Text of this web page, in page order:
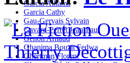
Garcia Alhama
Garcia Cathy
Gau-Gervais Sylvain
Gavard-Perret Jean-Paul
Genon Arnaud
Ghanima Bouzit Fedwa
Ghertman Florent